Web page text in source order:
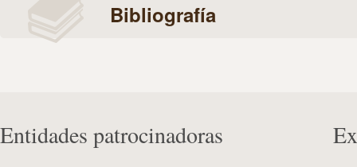
Bibliografía
Entidades patrocinadoras